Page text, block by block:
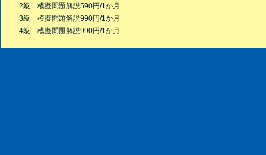
2級 模擬問題解説590円/1か月
3級 模擬問題解説990円/1か月
4級 模擬問題解説990円/1か月